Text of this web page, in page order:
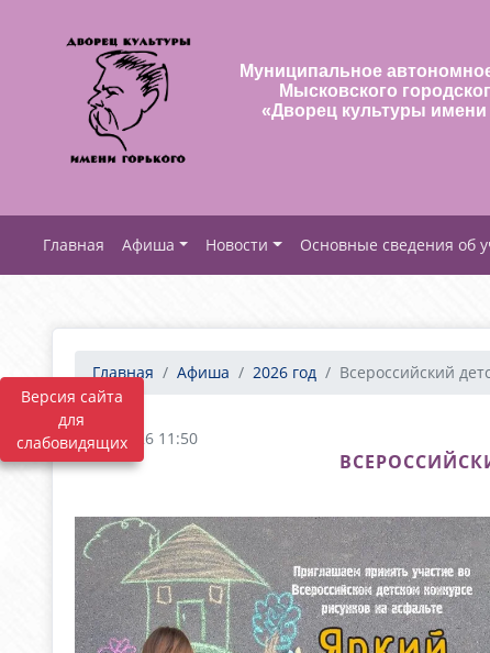
Версия сайта
для
слабовидящих
Муниципальное
Мысковского
«Дворец культуры имени
Афиша Новости Основные сведения об
Главная Афиша 2026 год Всероссийский
26.06.2026 11:50